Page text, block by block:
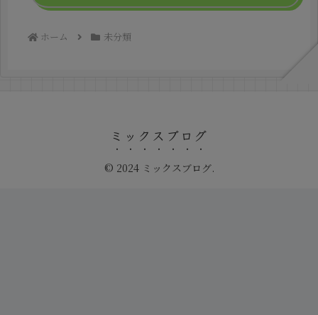
ホーム 未分類
ミックスブログ
© 2024 ミックスブログ.